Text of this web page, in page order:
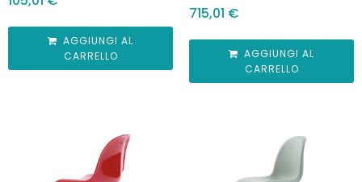
AGGIUNGI AL
CARRELLO
715,01 €
AGGIUNGI AL
CARRELLO